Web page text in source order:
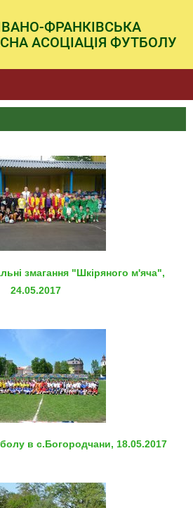
ФРАНКІВСЬКА
АСОЦІАЦІЯ ФУТБОЛУ
змагання "Шкіряного м'яча",
24.05.2017
в с.Богородчани, 18.05.2017